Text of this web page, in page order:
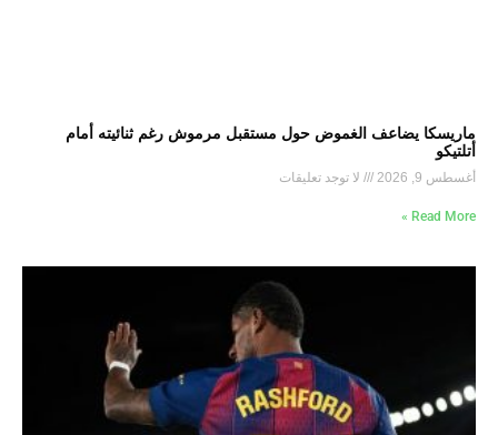
ماريسكا يضاعف الغموض حول مستقبل مرموش رغم ثنائيته أمام
أتلتيكو
أغسطس 9, 2026 لا توجد تعليقات
Read More »